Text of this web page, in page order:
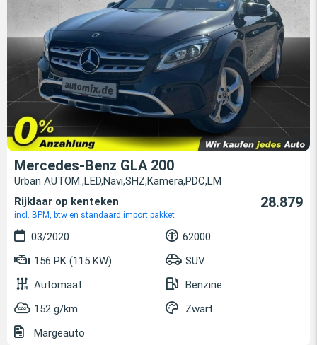
Mercedes-Benz GLA 200
Urban AUTOM.,LED,Navi,SHZ,Kamera,PDC,LM
Rijklaar op kenteken
incl. BPM, btw en standaard import pakket
28.879
03/2020
62000
156 PK (115 KW)
SUV
Automaat
Benzine
152 g/km
Zwart
Margeauto